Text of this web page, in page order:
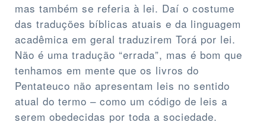
mas também se referia à lei. Daí o costume
das traduções bíblicas atuais e da linguagem
acadêmica em geral traduzirem Torá por lei.
Não é uma tradução “errada”, mas é bom que
tenhamos em mente que os livros do
Pentateuco não apresentam leis no sentido
atual do termo – como um código de leis a
serem obedecidas por toda a sociedade.